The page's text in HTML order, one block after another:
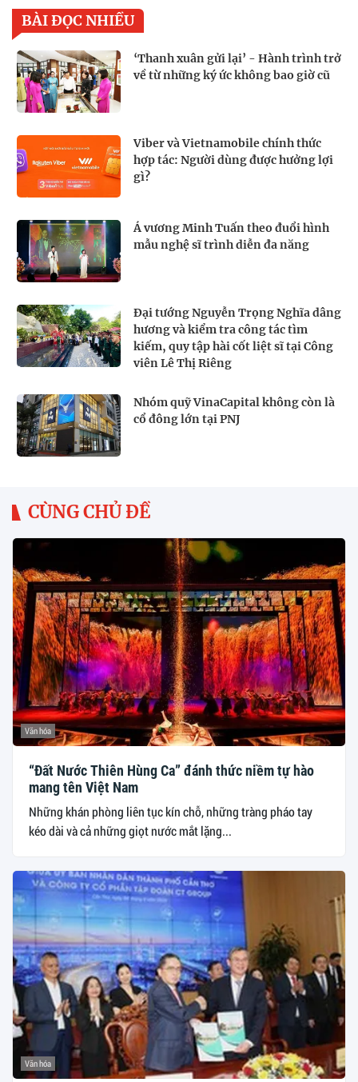
BÀI ĐỌC NHIỀU
‘Thanh xuân gửi lại’ - Hành trình trở
về từ những ký ức không bao giờ cũ
Viber và Vietnamobile chính thức
hợp tác: Người dùng được hưởng lợi
gì?
Á vương Minh Tuấn theo đuổi hình
mẫu nghệ sĩ trình diễn đa năng
Đại tướng Nguyễn Trọng Nghĩa dâng
hương và kiểm tra công tác tìm
kiếm, quy tập hài cốt liệt sĩ tại Công
viên Lê Thị Riêng
Nhóm quỹ VinaCapital không còn là
cổ đông lớn tại PNJ
CÙNG CHỦ ĐỀ
Văn hóa
“Đất Nước Thiên Hùng Ca” đánh thức niềm tự hào
mang tên Việt Nam
Những khán phòng liên tục kín chỗ, những tràng pháo tay
kéo dài và cả những giọt nước mắt lặng...
Văn hóa